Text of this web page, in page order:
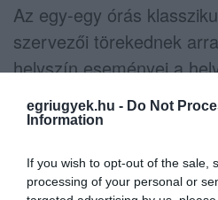
egriugyek.hu - Do Not
Information
If you wish to opt-out of the sale,
processing of your personal or
Az egy-egy órás
szervezői törekednek
helyszín eseményei a
fiatal tehetségekkel
magyar forrásból
érdeklődőket, amelyet